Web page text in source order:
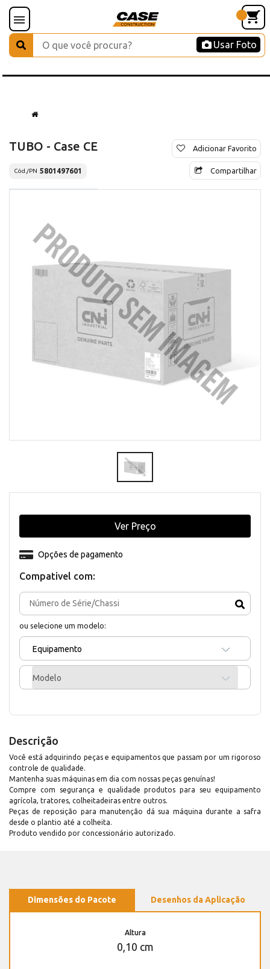
Usar Foto
TUBO - Case CE
Cód./PN 5801497601
Adicionar Favorito
Compartilhar
Compativel com:
ou selecione um modelo:
Equipamento
Modelo
Opções de pagamento
Ver Preço
Descrição
Você está adquirindo peças e equipamentos que passam por um rigoroso
controle de qualidade.
Mantenha suas máquinas em dia com nossas peças genuínas!
Compre com segurança e qualidade produtos para seu equipamento
agrícola, tratores, colheitadeiras entre outros.
Peças de reposição para manutenção dá sua máquina durante a safra
desde o plantio até a colheita.
Produto vendido por concessionário autorizado.
Dimensões do Pacote Desenhos da Aplicação
Altura
0,10 cm